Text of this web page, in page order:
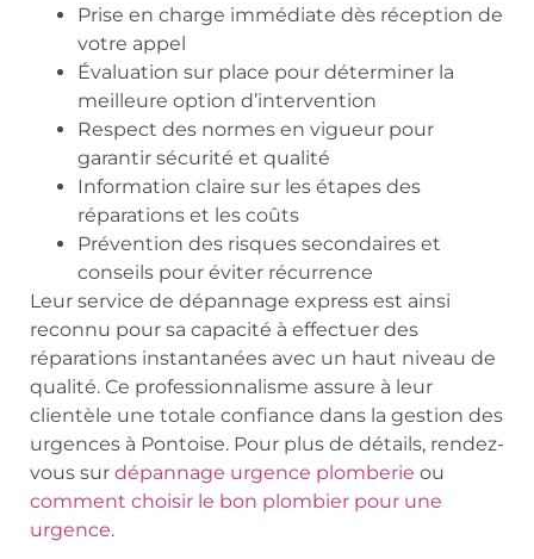
Prise en charge immédiate dès réception de
votre appel
Évaluation sur place pour déterminer la
meilleure option d’intervention
Respect des normes en vigueur pour
garantir sécurité et qualité
Information claire sur les étapes des
réparations et les coûts
Prévention des risques secondaires et
conseils pour éviter récurrence
Leur service de dépannage express est ainsi
reconnu pour sa capacité à effectuer des
réparations instantanées avec un haut niveau de
qualité. Ce professionnalisme assure à leur
clientèle une totale confiance dans la gestion des
urgences à Pontoise. Pour plus de détails, rendez-
vous sur dépannage urgence plomberie ou
comment choisir le bon plombier pour une
urgence.